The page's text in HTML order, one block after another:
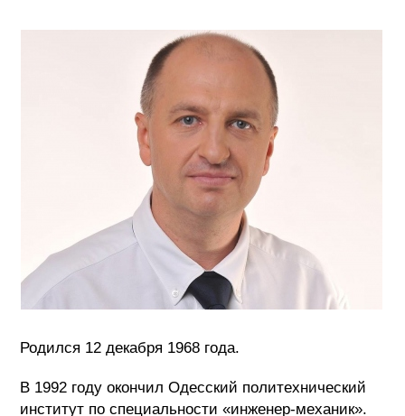
Родился 12 декабря 1968 года.
В 1992 году окончил Одесский политехнический
институт по специальности «инженер-механик».